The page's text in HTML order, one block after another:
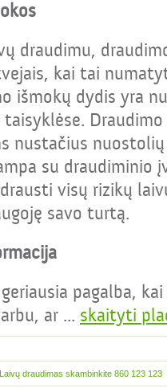
draudimu,
kai tai
išmokų dydis yra
nustačius
su
visų rizikų
savo turtą.
pagalba,
ar ... skaityti
Laivų draudimas skambinkite 860 123 123